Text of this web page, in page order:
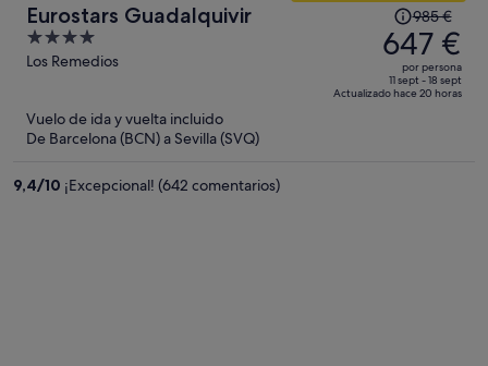
Eurostars Guadalquivir
4
out
Los Remedios
El
precio
era
de
985 €,
985 €
647 €
por persona
11 sept - 18 sept
Actualizado hace 20 horas
Vuelo de ida y vuelta incluido
De Barcelona (BCN) a Sevilla (SVQ)
9,4/10 ¡Excepcional! (642 comentarios)